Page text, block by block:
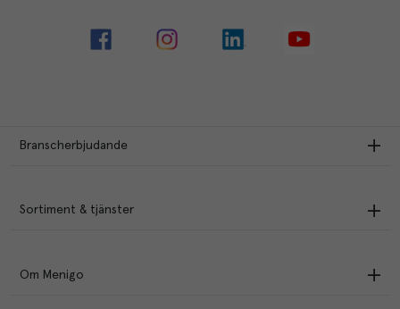
Branscherbjudande
Sortiment & tjänster
Om Menigo